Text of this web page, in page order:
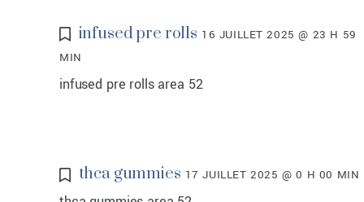
infused pre rolls 16 JUILLET 2025 @ 23 H 59
MIN
infused pre rolls area 52
thca gummies 17 JUILLET 2025 @ 0 H 00 MIN